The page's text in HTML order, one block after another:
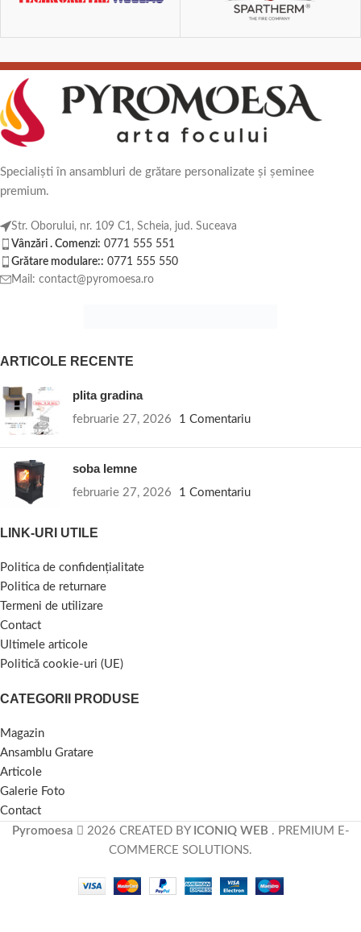
Specialiști în ansambluri de grătare personalizate și șeminee
premium.
Str. Oborului, nr. 109 C1, Scheia, jud. Suceava
Vânzări . Comenzi: 0771 555 551
Grătare modulare:: 0771 555 550
Mail: contact@pyromoesa.ro
ARTICOLE RECENTE
plita gradina
februarie 27, 2026 1 Comentariu
soba lemne
februarie 27, 2026 1 Comentariu
LINK-URI UTILE
Politica de confidențialitate
Politica de returnare
Termeni de utilizare
Contact
Ultimele articole
Politică cookie-uri (UE)
CATEGORII PRODUSE
Magazin
Ansamblu Gratare
Articole
Galerie Foto
Contact
Pyromoesa
2026 CREATED BY ICONIQ WEB . PREMIUM E-
COMMERCE SOLUTIONS.